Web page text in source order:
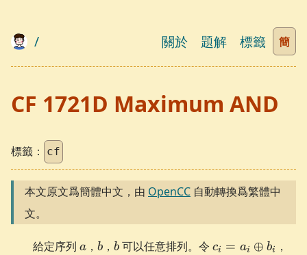
/ 關於 題解 標籤 簡
CF 1721D Maximum AND
標籤： cf
本文原文爲簡體中文，由 OpenCC 自動轉換爲繁體中
文。
給定序列 a
a ， b
b ， b
b 可以任意排列。令 c_i =
ci = ai ⊕ bi
，